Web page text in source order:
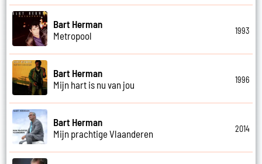
Bart Herman
Metropool
1993
Bart Herman
Mijn hart is nu van jou
1996
Bart Herman
Mijn prachtige Vlaanderen
2014